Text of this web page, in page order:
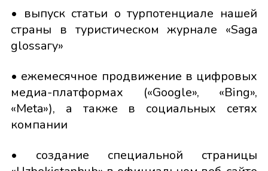
• выпуск статьи о турпотенциале нашей
страны в туристическом журнале «Saga
glossaгy»
• ежемесячное продвижение в цифровых
медиа-платформах («Google», «Bing»,
«Meta»), а также в социальных сетях
компании
• создание специальной страницы